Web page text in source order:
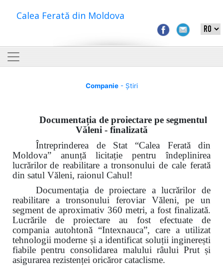
Calea Ferată din Moldova
Companie- Știri
Documentația de proiectare pe segmentul
Văleni - finalizată
Întreprinderea de Stat “Calea Ferată din
Moldova” anunță licitație pentru îndeplinirea
lucrărilor de reabilitare a tronsonului de cale ferată
din satul Văleni, raionul Cahul!
Documentația de proiectare a lucrărilor de
reabilitare a tronsonului feroviar Văleni, pe un
segment de aproximativ 360 metri, a fost finalizată.
Lucrările de proiectare au fost efectuate de
compania autohtonă “Intexnauca”, care a utilizat
tehnologii moderne și a identificat soluții inginerești
fiabile pentru consolidarea malului râului Prut și
asigurarea rezistenței oricăror cataclisme.